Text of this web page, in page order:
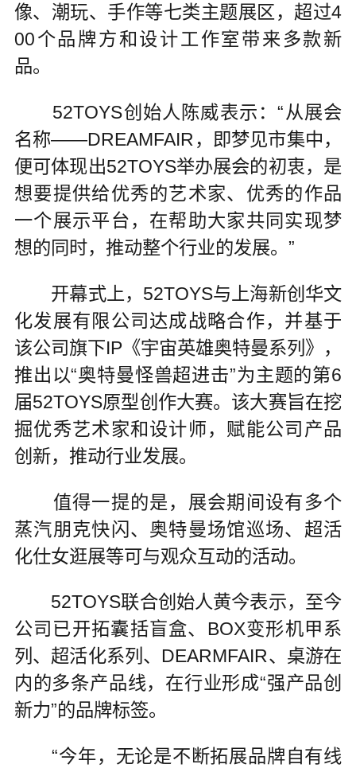
像、潮玩、手作等七类主题展区，超过4
00个品牌方和设计工作室带来多款新
品。
52TOYS创始人陈威表示：“从展会
名称——DREAMFAIR，即梦见市集中，
便可体现出52TOYS举办展会的初衷，是
想要提供给优秀的艺术家、优秀的作品
一个展示平台，在帮助大家共同实现梦
想的同时，推动整个行业的发展。”
开幕式上，52TOYS与上海新创华文
化发展有限公司达成战略合作，并基于
该公司旗下IP《宇宙英雄奥特曼系列》，
推出以“奥特曼怪兽超进击”为主题的第6
届52TOYS原型创作大赛。该大赛旨在挖
掘优秀艺术家和设计师，赋能公司产品
创新，推动行业发展。
值得一提的是，展会期间设有多个
蒸汽朋克快闪、奥特曼场馆巡场、超活
化仕女逛展等可与观众互动的活动。
52TOYS联合创始人黄今表示，至今
公司已开拓囊括盲盒、BOX变形机甲系
列、超活化系列、DEARMFAIR、桌游在
内的多条产品线，在行业形成“强产品创
新力”的品牌标签。
“今年，无论是不断拓展品牌自有线